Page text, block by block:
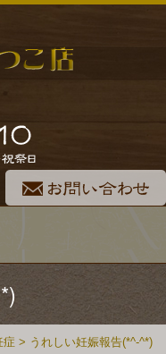
症 > うれしい妊娠報告(*^-^*)